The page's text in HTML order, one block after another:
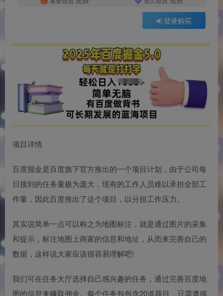
登录购买
项目详情
百度掘金是百度旗下官方推出的一个项目计划，由于公司每
日接到的任务量极为庞大，现有的工作人员难以承担全部工
作量，因此百度推出了这个项目，以分担工作压力。
其实说简单一点可以称之为地图标注，就是通过图片的采集
和提示，标注地图上商家的信息和地址，从而来完善自己的
数据，这样说大家应该很容易理解吧!
我们可在任务大厅选择自己感兴趣的任务，通过完善百度地
图的信息来赚取佣金。每个任务包包含20道题目，只需遵循